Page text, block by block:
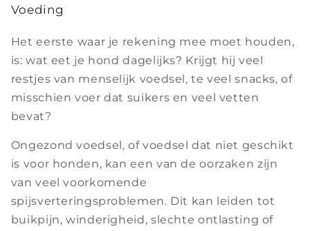
Voeding
Het eerste waar je rekening mee moet houden,
is: wat eet je hond dagelijks? Krijgt hij veel
restjes van menselijk voedsel, te veel snacks, of
misschien voer dat suikers en veel vetten
bevat?
Ongezond voedsel, of voedsel dat niet geschikt
is voor honden, kan een van de oorzaken zijn
van veel voorkomende
spijsverteringsproblemen. Dit kan leiden tot
buikpijn, winderigheid, slechte ontlasting of